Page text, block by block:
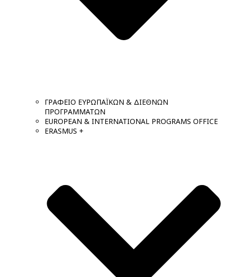
ΓΡΑΦΕΙΟ ΕΥΡΩΠΑΪΚΩΝ & ΔΙΕΘΝΩΝ
ΠΡΟΓΡΑΜΜΑΤΩΝ
EUROPEAN & INTERNATIONAL PROGRAMS OFFICE
ERASMUS +